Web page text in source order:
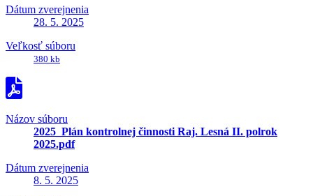
Dátum zverejnenia
28. 5. 2025
Veľkosť súboru
380 kb
Názov súboru
2025_Plán kontrolnej činnosti Raj. Lesná II. polrok
2025.pdf
Dátum zverejnenia
8. 5. 2025